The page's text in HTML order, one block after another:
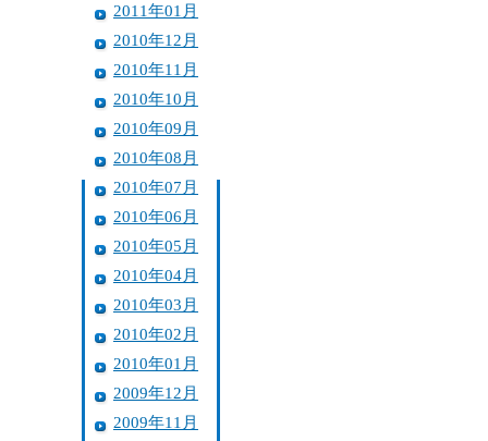
2011年01月
2010年12月
2010年11月
2010年10月
2010年09月
2010年08月
2010年07月
2010年06月
2010年05月
2010年04月
2010年03月
2010年02月
2010年01月
2009年12月
2009年11月